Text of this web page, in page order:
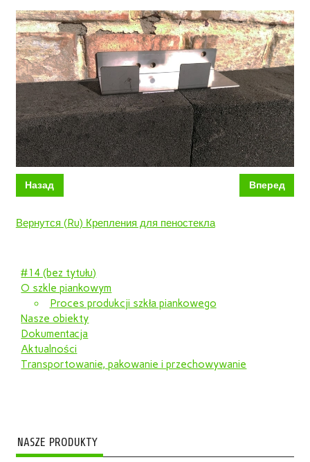
Назад Вперед
Вернутся (Ru) Крепления для пеностекла
#14 (bez tytułu)
O szkle piankowym
Proces produkcji szkła piankowego
Nasze obiekty
Dokumentacja
Aktualności
Transportowanie, pakowanie i przechowywanie
NASZE PRODUKTY